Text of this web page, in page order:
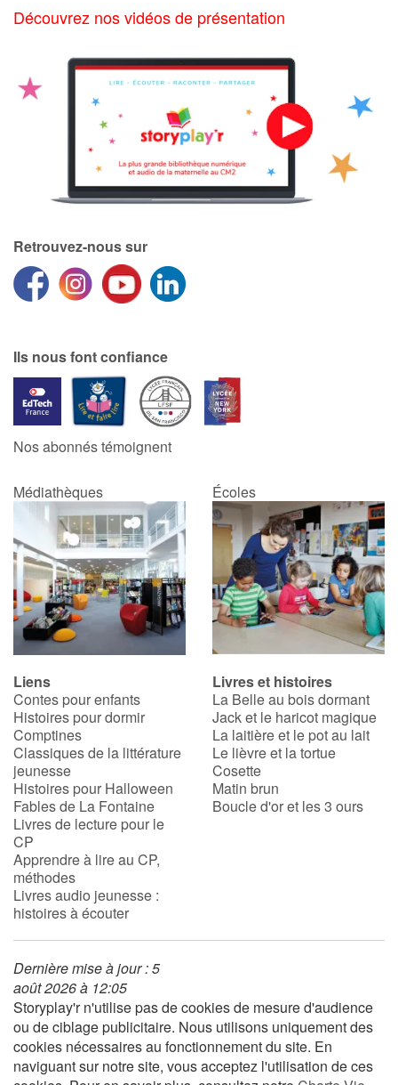
Découvrez nos vidéos de présentation
Retrouvez-nous sur
Ils nous font confiance
Nos abonnés témoignent
Médiathèques Écoles
Liens
Contes pour enfants
Histoires pour dormir
Comptines
Classiques de la littérature
jeunesse
Histoires pour Halloween
Fables de La Fontaine
Livres de lecture pour le
CP
Apprendre à lire au CP,
méthodes
Livres audio jeunesse :
histoires à écouter
Livres et histoires
La Belle au bois dormant
Jack et le haricot magique
La laitière et le pot au lait
Le lièvre et la tortue
Cosette
Matin brun
Boucle d'or et les 3 ours
Dernière mise à jour : 5
août 2026 à 12:05
Storyplay'r n'utilise pas de cookies de mesure d'audience
ou de ciblage publicitaire. Nous utilisons uniquement des
cookies nécessaires au fonctionnement du site. En
naviguant sur notre site, vous acceptez l'utilisation de ces